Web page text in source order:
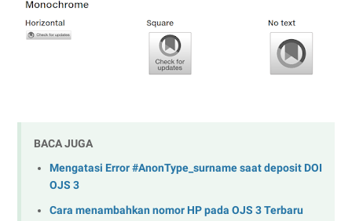
BACA JUGA
Mengatasi Error #AnonType_surname saat deposit DOI
OJS 3
Cara menambahkan nomor HP pada OJS 3 Terbaru